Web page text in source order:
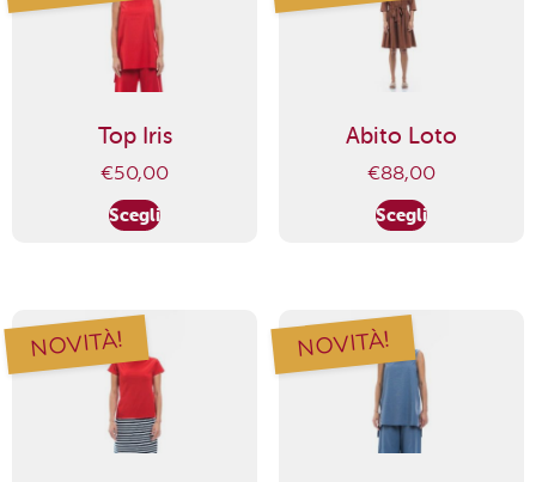
Top Iris
€50,00
Scegli
Abito Loto
€88,00
Scegli
NOVITÀ! NOVITÀ!